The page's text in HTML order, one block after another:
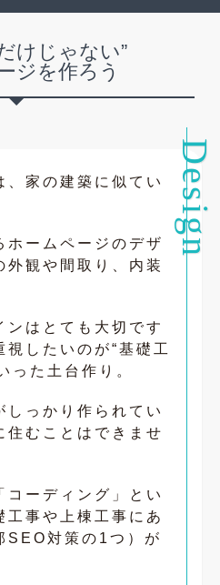
けじゃない”
ジを作ろう
、家の建築に似てい
ホームページのデザ
外観や間取り、内装
ンはとても大切です
したいのが“基礎工
った土台作り。
しっかり作られてい
住むことはできませ
コーディング」とい
工事や上棟工事にあ
SEO対策の1つ）が